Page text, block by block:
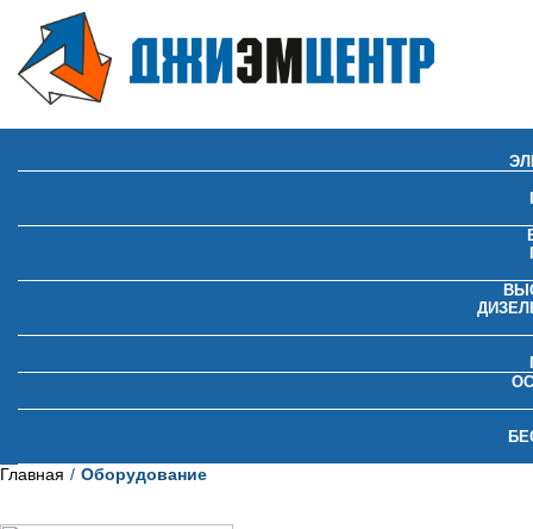
Главная Оборудование